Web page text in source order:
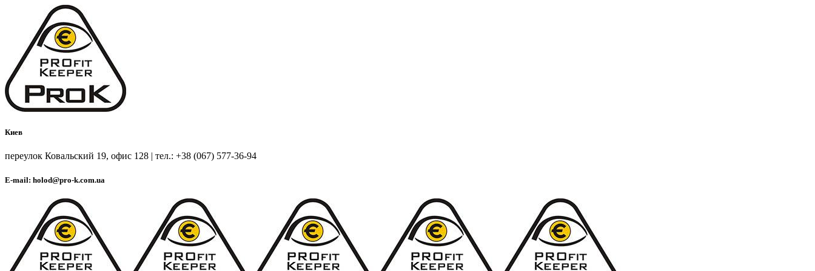
Киев
переулок Ковальский 19, офис 128 | тел.: +38 (067) 577-36-94
E-mail: holod@pro-k.com.ua